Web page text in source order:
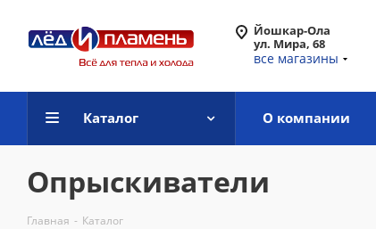
Йошкар-Ола
ул. Мира, 68
все магазины
Каталог О компании
Опрыскиватели
Главная - Каталог